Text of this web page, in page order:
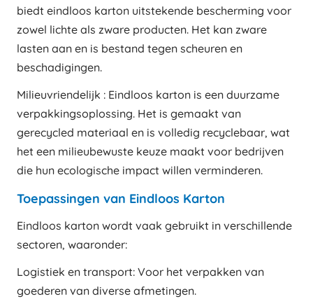
biedt eindloos karton uitstekende bescherming voor
zowel lichte als zware producten. Het kan zware
lasten aan en is bestand tegen scheuren en
beschadigingen.
Milieuvriendelijk : Eindloos karton is een duurzame
verpakkingsoplossing. Het is gemaakt van
gerecycled materiaal en is volledig recyclebaar, wat
het een milieubewuste keuze maakt voor bedrijven
die hun ecologische impact willen verminderen.
Toepassingen van Eindloos Karton
Eindloos karton wordt vaak gebruikt in verschillende
sectoren, waaronder:
Logistiek en transport: Voor het verpakken van
goederen van diverse afmetingen.